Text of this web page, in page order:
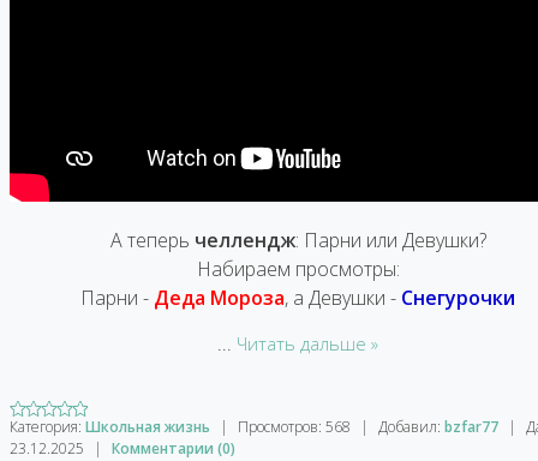
А теперь челлендж: Парни или Девушки?
Набираем просмотры:
Парни - Деда Мороза, а Девушки - Снегурочки
... Читать дальше »
Категория: Школьная жизнь | Просмотров: 568 | Добавил: bzfar77 |
23.12.2025
| Комментарии (0)